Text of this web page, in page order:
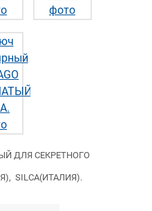
ДЛЯ СЕКРЕТНОГО
SILCA(ИТАЛИЯ).